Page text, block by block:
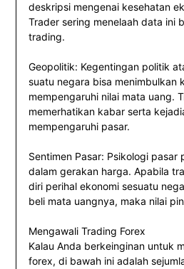
deskripsi mengenai kesehatan
Trader sering menelaah data ini
trading.
Geopolitik: Kegentingan politik
suatu negara bisa menimbulkan
mempengaruhi nilai mata uang.
memerhatikan kabar serta
mempengaruhi pasar.
Sentimen Pasar: Psikologi pasar
dalam gerakan harga. Apabila
diri perihal ekonomi sesuatu
beli mata uangnya, maka nilai
Mengawali Trading Forex
Kalau Anda berkeinginan untuk
forex, di bawah ini adalah